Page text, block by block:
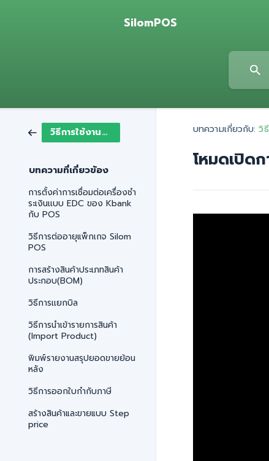
SilomPOS
วิธีการใช้งานสำหรับร้านอาหาร
บทความที่เกี่ยวข้อง
การตั้งค่าการเชื่อมต่อเครื่องชำ
ระเงินเเบบ EDC ของ Kbank
กับ POS
วิธีการต่ออายุแพ็กเกจ Silom
POS
การสร้างสินค้าประเภทสินค้า
ประกอบ(BOM)
วิธีการเเยกบิล
วิธีการนำเข้ารายการสินค้า
(Import Product)
พิมพ์รายงานสรุปยอดขายย้อน
หลัง
วิธีการออกใบกำกับภาษี
สร้างสินค้าและขายแบบ Step
price
บทความเกี่ยวกับ: วิ
โหมดเปิด